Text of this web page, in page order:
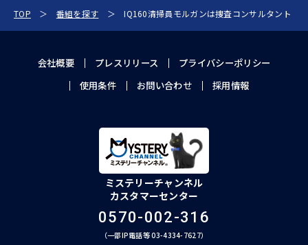
TOP 番組を探す IQ160清掃員モルガンは捜査コンサルタント
会社概要 プレスリリース
プライバシーポリシー
使用条件
お問い合わせ 採用情報
ミステリーチャンネル
カスタマーセンター
0570-002-316
（一部IP電話等 03-4334-7627）